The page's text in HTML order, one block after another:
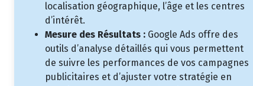
localisation géographique, l’âge et les centres
d’intérêt.
Mesure des Résultats : Google Ads offre des
outils d’analyse détaillés qui vous permettent
de suivre les performances de vos campagnes
publicitaires et d’ajuster votre stratégie en